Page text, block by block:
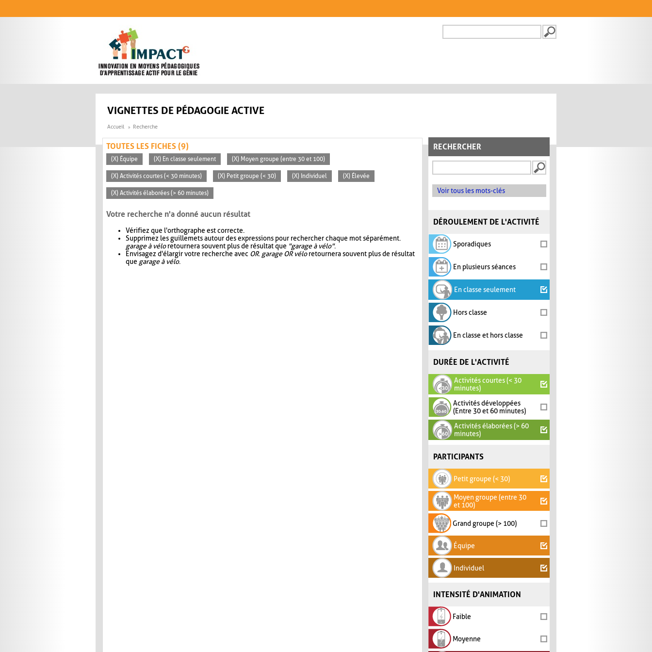
FORMULAIRE DE
VIGNETTES DE PÉDAGOGIE ACTIVE
Accueil Recherche
RECHERCHER
Voir tous les mots-clés
DÉROULEMENT DE L'ACTIVITÉ
Sporadiques
En plusieurs séances
En classe seulement
Hors classe
En classe et hors classe
DURÉE DE L'ACTIVITÉ
Activités courtes (< 30
minutes)
Activités développées
(Entre 30 et 60 minutes)
Activités élaborées (> 60
minutes)
PARTICIPANTS
Petit groupe (< 30)
Moyen groupe (entre 30
et 100)
Grand groupe (> 100)
Équipe
Individuel
INTENSITÉ D'ANIMATION
Faible
Moyenne
TOUTES LES FICHES (9)
(X) Équipe (X) En classe seulement (X) Moyen groupe (entre 30 et 100)
(X) Activités courtes (< 30 minutes) (X) Petit groupe (< 30) (X) Individuel (X) Élevée
(X) Activités élaborées (> 60 minutes)
Votre recherche n'a donné aucun résultat
Vérifiez que l'orthographe est correcte.
Supprimez les guillemets autour des expressions pour rechercher chaque mot séparément.
garage à véloretournera souvent plus de résultat que "garage à vélo".
Envisagez d'élargir votre recherche avec OR. garage OR véloretournera souvent plus de résultat
que garage à vélo.